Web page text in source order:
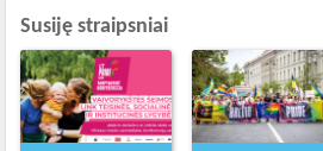
Susiję straipsniai